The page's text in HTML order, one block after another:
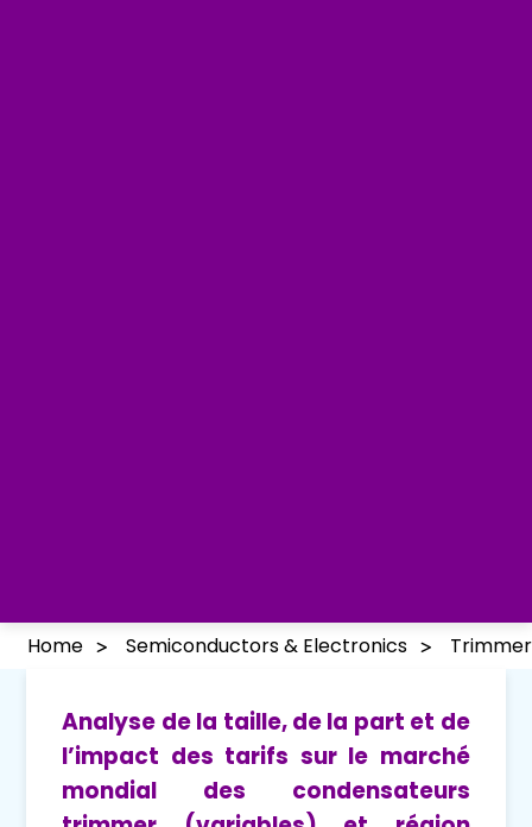
Home Semiconductors & Electronics
Analyse de la taille, de la part et de
l’impact des tarifs sur le marché
mondial des condensateurs